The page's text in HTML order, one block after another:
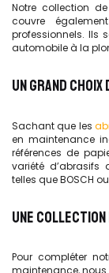
Notre collection
couvre
professionnels. Ils
automobile à la
UN GRAND
Sachant que les
en maintenance
références de
variété
telles que BOSCH
UNE
Pour compléter
maintenance,